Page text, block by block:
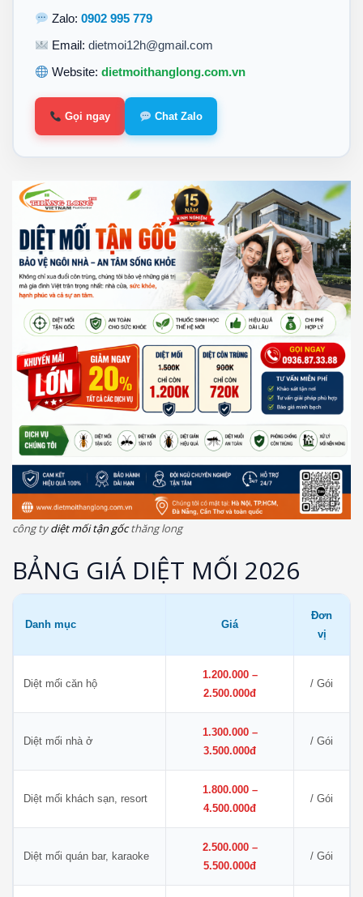
Zalo:0902 995 779
Email:dietmoi12h@gmail.com
Website:dietmoithanglong.com.vn
Gọi ngay Chat Zalo
công tydiệt mối tận gốcthăng long
BẢNG GIÁ DIỆT MỐI 2026
Danh mục Giá
Đơn
vị
Diệt mối căn hộ
1.200.000 –
2.500.000đ
/ Gói
Diệt mối nhà ở
1.300.000 –
3.500.000đ
/ Gói
Diệt mối khách sạn, resort
1.800.000 –
4.500.000đ
/ Gói
Diệt mối quán bar, karaoke
2.500.000 –
5.500.000đ
/ Gói